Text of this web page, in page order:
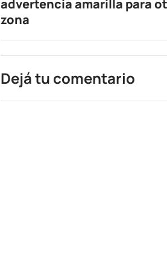
advertencia amarilla para
zona
Dejá tu comentario